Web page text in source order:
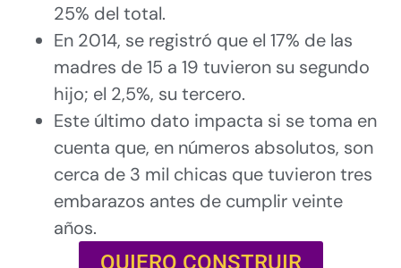
25% del total.
En 2014, se registró que el 17% de las
madres de 15 a 19 tuvieron su segundo
hijo; el 2,5%, su tercero.
Este último dato impacta si se toma en
cuenta que, en números absolutos, son
cerca de 3 mil chicas que tuvieron tres
embarazos antes de cumplir veinte
años.
QUIERO CONSTRUIR